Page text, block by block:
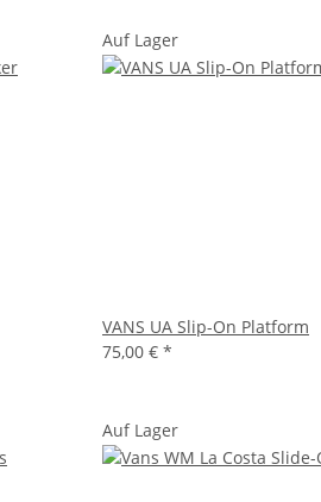
Auf Lager
VANS UA Slip-On Platform
75,00 € *
Auf Lager